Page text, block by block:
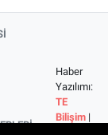
Haber
Yazılımı:
TE
Bilişim |